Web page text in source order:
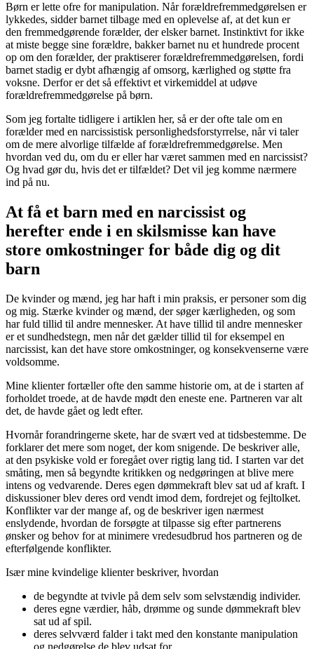
Børn er lette ofre for manipulation. Når forældrefremmedgørelsen er
lykkedes, sidder barnet tilbage med en oplevelse af, at det kun er
den fremmedgørende forælder, der elsker barnet. Instinktivt for ikke
at miste begge sine forældre, bakker barnet nu et hundrede procent
op om den forælder, der praktiserer forældrefremmedgørelsen, fordi
barnet stadig er dybt afhængig af omsorg, kærlighed og støtte fra
voksne. Derfor er det så effektivt et virkemiddel at udøve
forældrefremmedgørelse på børn.
Som jeg fortalte tidligere i artiklen her, så er der ofte tale om en
forælder med en narcissistisk personlighedsforstyrrelse, når vi taler
om de mere alvorlige tilfælde af forældrefremmedgørelse. Men
hvordan ved du, om du er eller har været sammen med en narcissist?
Og hvad gør du, hvis det er tilfældet? Det vil jeg komme nærmere
ind på nu.
At få et barn med en narcissist og
herefter ende i en skilsmisse kan have
store omkostninger for både dig og dit
barn
De kvinder og mænd, jeg har haft i min praksis, er personer som dig
og mig. Stærke kvinder og mænd, der søger kærligheden, og som
har fuld tillid til andre mennesker. At have tillid til andre mennesker
er et sundhedstegn, men når det gælder tillid til for eksempel en
narcissist, kan det have store omkostninger, og konsekvenserne være
voldsomme.
Mine klienter fortæller ofte den samme historie om, at de i starten af
forholdet troede, at de havde mødt den eneste ene. Partneren var alt
det, de havde gået og ledt efter.
Hvornår forandringerne skete, har de svært ved at tidsbestemme. De
forklarer det mere som noget, der kom snigende. De beskriver alle,
at den psykiske vold er foregået over rigtig lang tid. I starten var det
småting, men så begyndte kritikken og nedgøringen at blive mere
intens og vedvarende. Deres egen dømmekraft blev sat ud af kraft. I
diskussioner blev deres ord vendt imod dem, fordrejet og fejltolket.
Konflikter var der mange af, og de beskriver igen nærmest
enslydende, hvordan de forsøgte at tilpasse sig efter partnerens
ønsker og behov for at minimere vredesudbrud hos partneren og de
efterfølgende konflikter.
Især mine kvindelige klienter beskriver, hvordan
de begyndte at tvivle på dem selv som selvstændig individer.
deres egne værdier, håb, drømme og sunde dømmekraft blev
sat ud af spil.
deres selvværd falder i takt med den konstante manipulation
og nedgørelse de blev udsat for.